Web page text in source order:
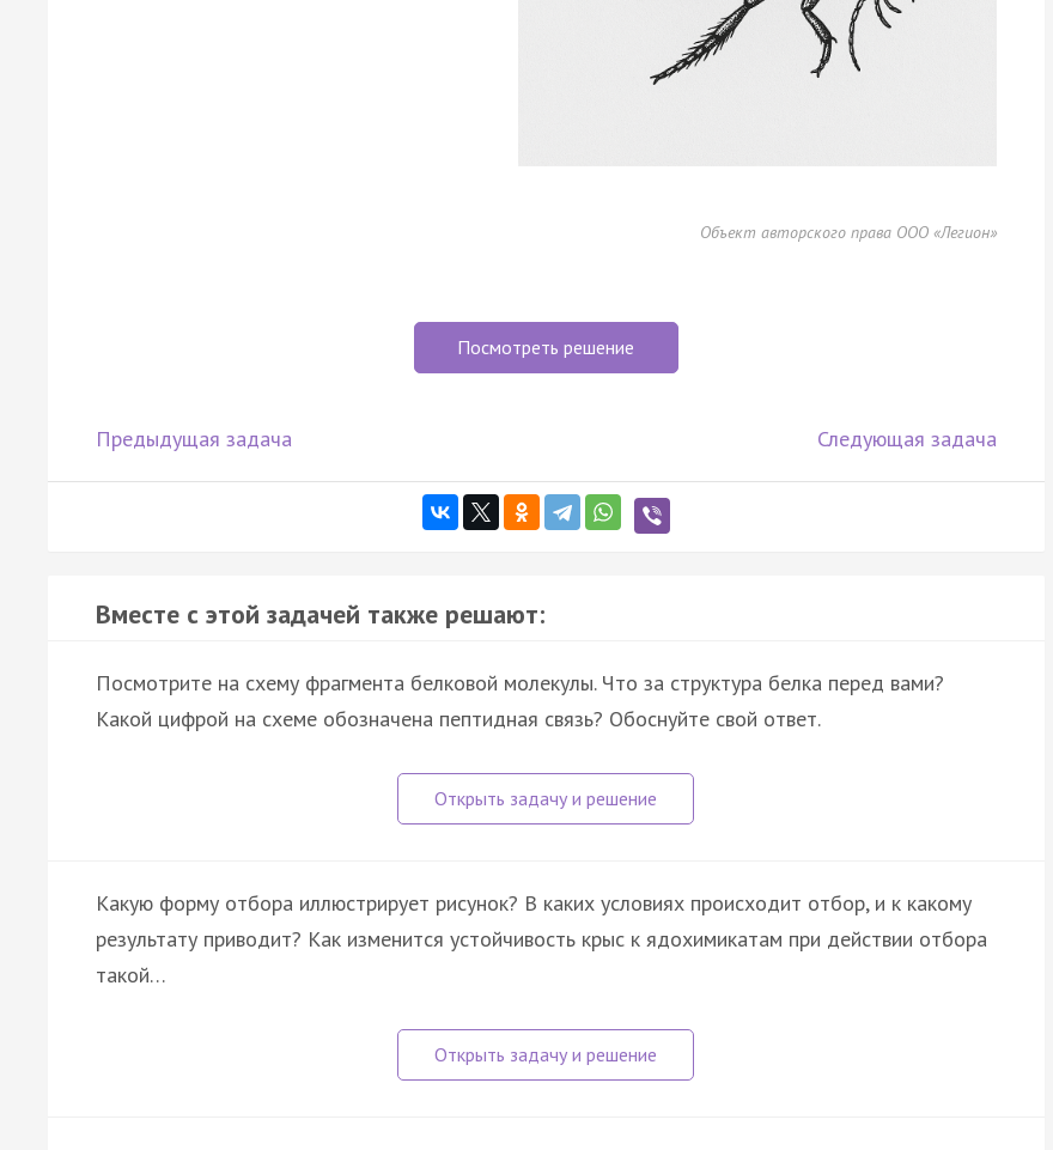
Объект авторского права ООО «Легион»
Посмотреть решение
Предыдущая задача Следующая задача
Вместе с этой задачей также решают:
Посмотрите на схему фрагмента белковой молекулы. Что за структура белка перед вами?
Какой цифрой на схеме обозначена пептидная связь? Обоснуйте свой ответ.
Какую форму отбора иллюстрирует рисунок? В каких условиях происходит отбор, и к какому
результату приводит? Как изменится устойчивость крыс к ядохимикатам при действии отбора
такой…